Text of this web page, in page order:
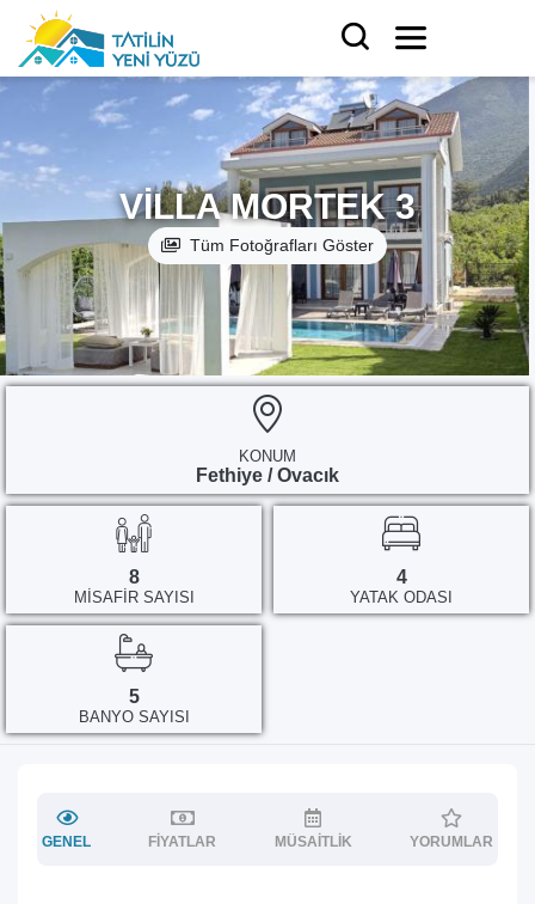
VILLA MORTEK 3
Tüm Fotoğrafları Göster
KONUM
Fethiye / Ovacık
8
MISAFIR SAYISI
4
YATAK ODASI
5
BANYO SAYISI
GENEL FIYATLAR MÜSAITLIK YORUMLAR